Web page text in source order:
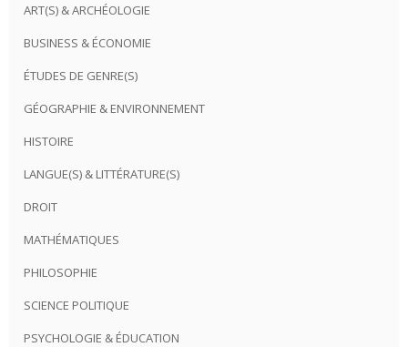
ART(S) & ARCHÉOLOGIE
BUSINESS & ÉCONOMIE
ÉTUDES DE GENRE(S)
GÉOGRAPHIE & ENVIRONNEMENT
HISTOIRE
LANGUE(S) & LITTÉRATURE(S)
DROIT
MATHÉMATIQUES
PHILOSOPHIE
SCIENCE POLITIQUE
PSYCHOLOGIE & ÉDUCATION